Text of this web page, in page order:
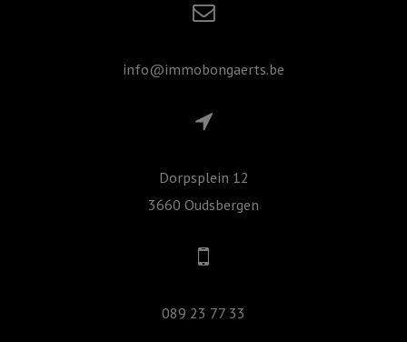
info@immobongaerts.be
Dorpsplein 12
3660 Oudsbergen
089 23 77 33